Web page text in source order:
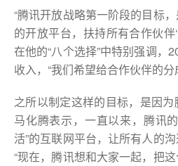
“腾讯开放战略第一阶段的目标
的开放平台，扶持所有合作伙伴
在他的“八个选择”中特别强调，
收入，“我们希望给合作伙伴的分
之所以制定这样的目标，是因为
马化腾表示，一直以来，腾讯
活”的互联网平台，让所有人的
“现在，腾讯想和大家一起，把